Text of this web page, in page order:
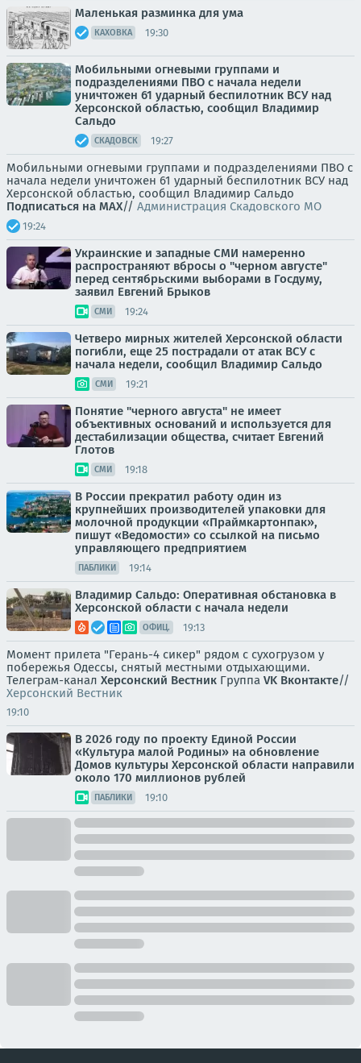
Маленькая разминка для ума
КАХОВКА 19:30
Мобильными огневыми группами и
подразделениями ПВО с начала недели
уничтожен 61 ударный беспилотник ВСУ над
Херсонской областью, сообщил Владимир
Сальдо
СКАДОВСК 19:27
Мобильными огневыми группами и подразделениями ПВО с
начала недели уничтожен 61 ударный беспилотник ВСУ над
Херсонской областью, сообщил Владимир Сальдо
Подписаться на MAX// Администрация Скадовского МО
19:24
Украинские и западные СМИ намеренно
распространяют вбросы о "черном августе"
перед сентябрьскими выборами в Госдуму,
заявил Евгений Брыков
СМИ 19:24
Четверо мирных жителей Херсонской области
погибли, еще 25 пострадали от атак ВСУ с
начала недели, сообщил Владимир Сальдо
СМИ 19:21
Понятие "черного августа" не имеет
объективных оснований и используется для
дестабилизации общества, считает Евгений
Глотов
СМИ 19:18
В России прекратил работу один из
крупнейших производителей упаковки для
молочной продукции «Праймкартонпак»,
пишут «Ведомости» со ссылкой на письмо
управляющего предприятием
ПАБЛИКИ 19:14
Владимир Сальдо: Оперативная обстановка в
Херсонской области с начала недели
ОФИЦ. 19:13
Момент прилета "Герань-4 сикер" рядом с сухогрузом у
побережья Одессы, снятый местными отдыхающими.
Телеграм-канал Херсонский Вестник Группа VK Вконтакте//
Херсонский Вестник
19:10
В 2026 году по проекту Единой России
«Культура малой Родины» на обновление
Домов культуры Херсонской области направили
около 170 миллионов рублей
ПАБЛИКИ 19:10